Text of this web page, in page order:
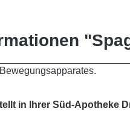
in Ihrer Süd-Apotheke